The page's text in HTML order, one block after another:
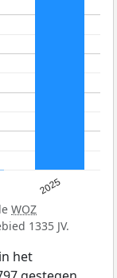
2025
WOZ
1335 JV.
het